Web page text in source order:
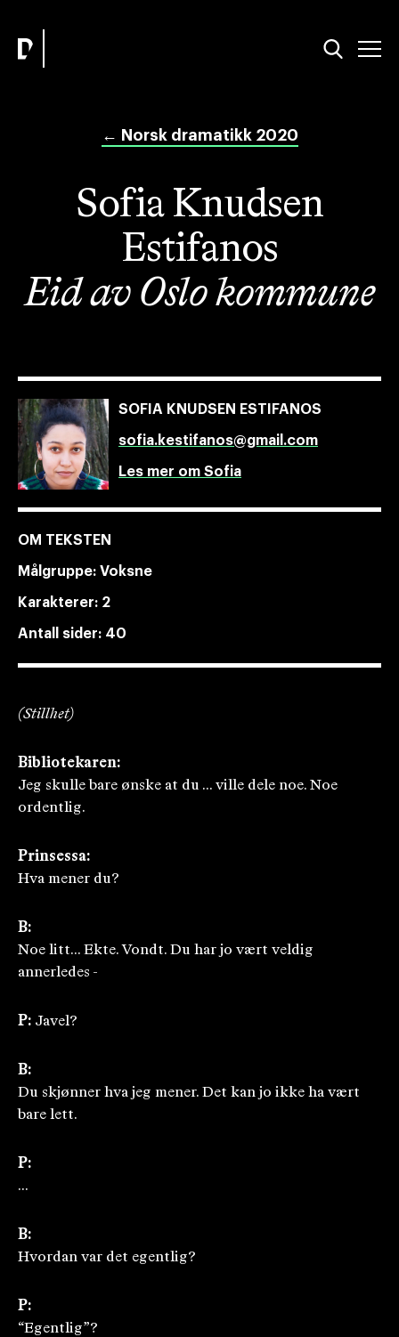
← Norsk dramatikk 2020
Sofia Knudsen
Estifanos
Eid av Oslo kommune
SOFIA KNUDSEN ESTIFANOS
sofia.kestifanos@gmail.com
Les mer om Sofia
OM TEKSTEN
Målgruppe: Voksne
Karakterer: 2
Antall sider: 40
(Stillhet)
Bibliotekaren:
Jeg skulle bare ønske at du ... ville dele noe. Noe
ordentlig.
Prinsessa:
Hva mener du?
B:
Noe litt... Ekte. Vondt. Du har jo vært veldig
annerledes -
P: Javel?
B:
Du skjønner hva jeg mener. Det kan jo ikke ha vært
bare lett.
P:
...
B:
Hvordan var det egentlig?
P:
“Egentlig”?